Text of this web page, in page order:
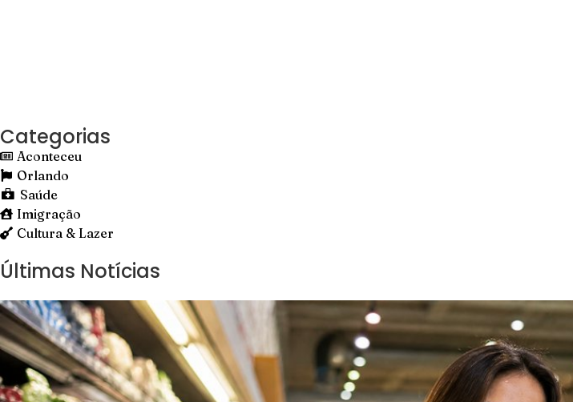
Categorias
Aconteceu
Orlando
Saúde
Imigração
Cultura & Lazer
Últimas Notícias